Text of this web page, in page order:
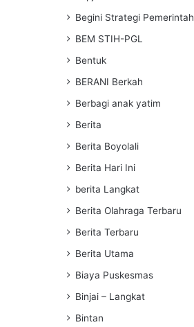
Begini Strategi Pemerintah
BEM STIH-PGL
Bentuk
BERANI Berkah
Berbagi anak yatim
Berita
Berita Boyolali
Berita Hari Ini
berita Langkat
Berita Olahraga Terbaru
Berita Terbaru
Berita Utama
Biaya Puskesmas
Binjai – Langkat
Bintan